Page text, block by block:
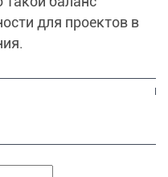
для проектов в